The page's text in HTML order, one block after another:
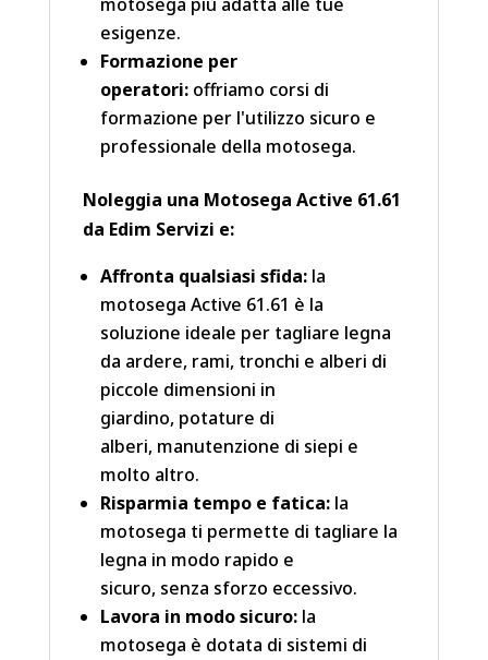
esigenze.
Formazione per
operatori:offriamo corsi di
formazione per l'utilizzo sicuro e
professionale della motosega.
Noleggia una Motosega Active 61.61
da Edim Servizi e:
Affronta qualsiasi sfida:la
motosega Active 61.61 è la
soluzione ideale per tagliare legna
da ardere, rami, tronchi e alberi di
piccole dimensioni in
giardino, potature di
alberi, manutenzione di siepi e
molto altro.
Risparmia tempo e fatica:la
motosega ti permette di tagliare la
legna in modo rapido e
sicuro, senza sforzo eccessivo.
Lavora in modo sicuro:la
motosega è dotata di sistemi di